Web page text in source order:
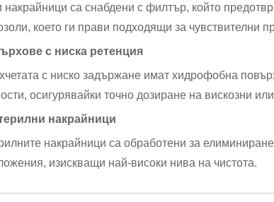
накрайници са снабдени с филтър, който
което ги прави подходящи за чувствителни
с ниска ретенция
с ниско задържане имат хидрофобна
осигурявайки точно дозиране на вискозни
накрайници
накрайници са обработени за
изискващи най-високи нива на чистота.